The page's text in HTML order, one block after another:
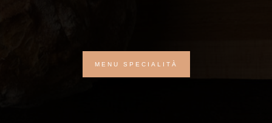
MENU SPECIALITÀ